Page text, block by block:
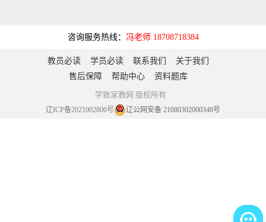
咨询服务热线： 冯老师 18708718384
教员必读 学员必读 联系我们
关于我们
售后保障
帮助中心 资料题库
学致家教网 版权所有
辽ICP备2021002800号 辽公网安备 21080302000348号